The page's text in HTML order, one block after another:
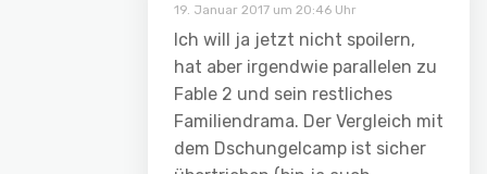
19. Januar 2017 um 20:46 Uhr
Ich will ja jetzt nicht spoilern,
hat aber irgendwie parallelen zu
Fable 2 und sein restliches
Familiendrama. Der Vergleich mit
dem Dschungelcamp ist sicher